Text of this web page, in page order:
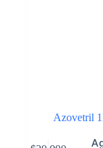
Azovetril